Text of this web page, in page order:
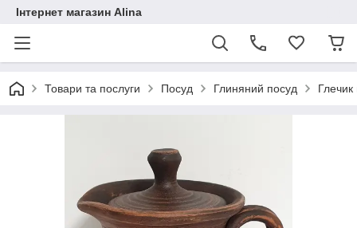
Інтернет магазин Alina
Товари та послуги Посуд Глиняний посуд